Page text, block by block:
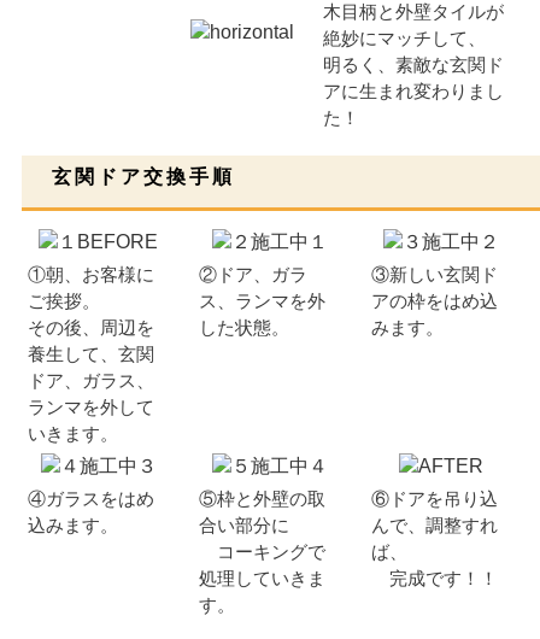
木目柄と外壁タイルが
絶妙にマッチして、
明るく、素敵な玄関ド
アに生まれ変わりまし
た！
玄関ドア交換手順
①朝、お客様に
ご挨拶。
その後、周辺を
養生して、玄関
ドア、ガラス、
ランマを外して
いきます。
②ドア、ガラ
ス、ランマを外
した状態。
③新しい玄関ド
アの枠をはめ込
みます。
④ガラスをはめ
込みます。
⑤枠と外壁の取
合い部分に
コーキングで
処理していきま
す。
⑥ドアを吊り込
んで、調整すれ
ば、
完成です！！